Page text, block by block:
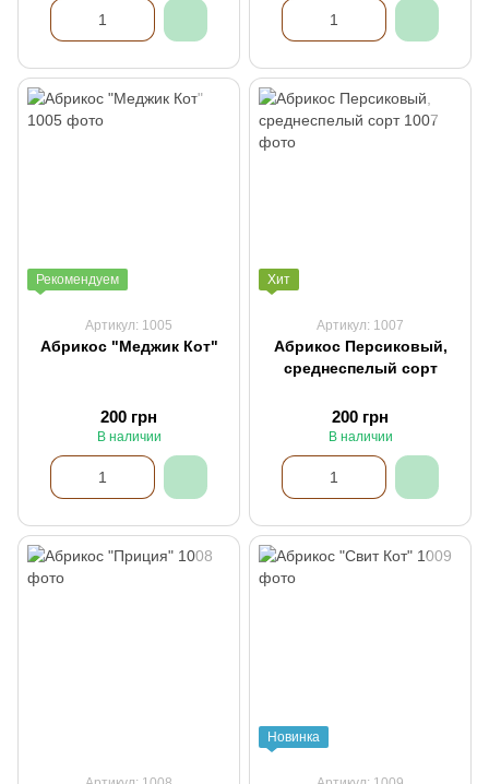
Рекомендуем
Артикул: 1005
Абрикос "Меджик Кот"
200 грн
В наличии
Хит
Артикул: 1007
Абрикос Персиковый,
среднеспелый сорт
200 грн
В наличии
Новинка